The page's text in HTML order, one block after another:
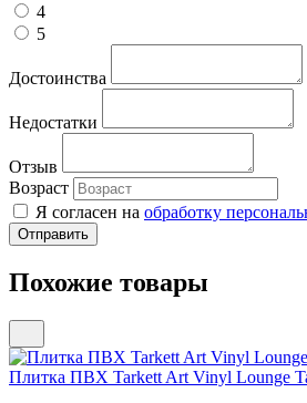
4
5
Достоинства
Недостатки
Отзыв
Возраст
Я согласен на обработку
Похожие товары
Плитка ПВХ Tarkett Art Vinyl Lounge